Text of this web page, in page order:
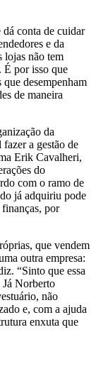
dá conta de cuidar
e da
lojas não tem
É por isso que
desempenham
de maneira
da
a gestão de
Erik Cavalheri,
do
com o ramo de
já adquiriu pode
por
que vendem
outra empresa:
“Sinto que essa
Já Norberto
não
e, com a ajuda
enxuta que